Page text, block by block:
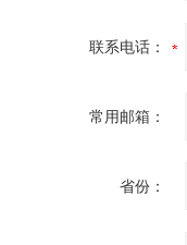
联系电话：
常用邮箱：
省份：